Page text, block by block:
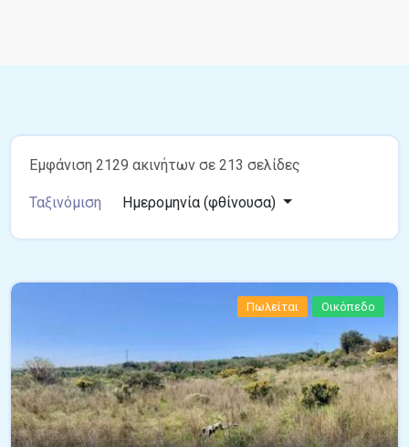
Εμφάνιση 2129 ακινήτων σε 213 σελίδες
Ταξινόμιση Ημερομηνία (φθίνουσα)
Πωλείται Οικόπεδο